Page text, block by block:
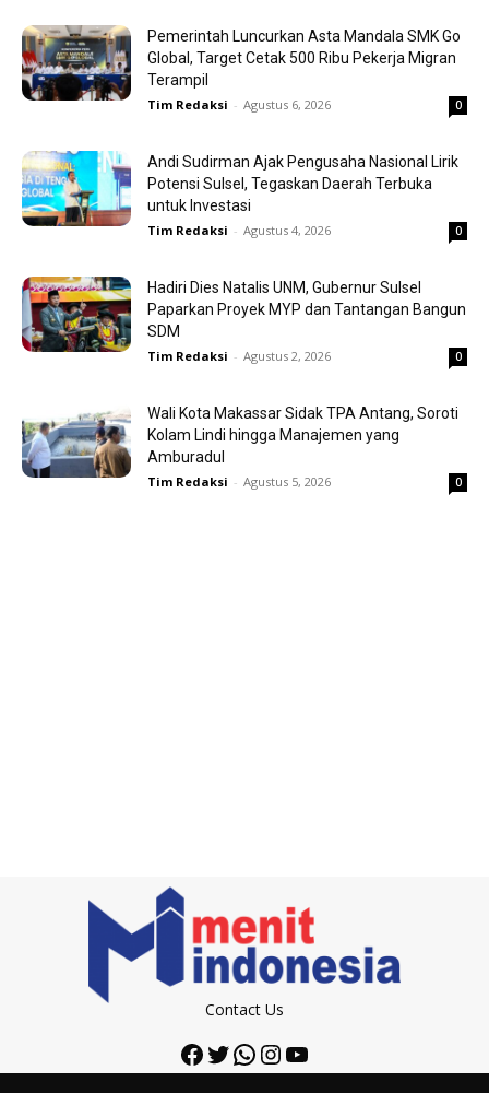
Pemerintah Luncurkan Asta Mandala SMK Go
Global, Target Cetak 500 Ribu Pekerja Migran
Terampil
Tim Redaksi - Agustus 6, 2026 0
Andi Sudirman Ajak Pengusaha Nasional Lirik
Potensi Sulsel, Tegaskan Daerah Terbuka
untuk Investasi
Tim Redaksi - Agustus 4, 2026 0
Hadiri Dies Natalis UNM, Gubernur Sulsel
Paparkan Proyek MYP dan Tantangan Bangun
SDM
Tim Redaksi - Agustus 2, 2026 0
Wali Kota Makassar Sidak TPA Antang, Soroti
Kolam Lindi hingga Manajemen yang
Amburadul
Tim Redaksi - Agustus 5, 2026 0
Contact Us
Facebook
Twitter
WhatsApp
Instagram
YouTube